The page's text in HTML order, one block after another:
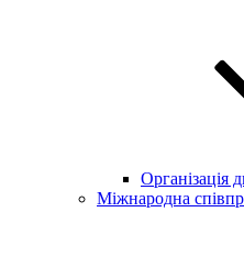
Організація
Міжнародна